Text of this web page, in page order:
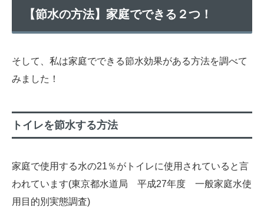
【節水の方法】家庭でできる２つ！
そして、私は家庭でできる節水効果がある方法を調べて
みました！
トイレを節水する方法
家庭で使用する水の21％がトイレに使用されていると言
われています(東京都水道局 平成27年度 一般家庭水使
用目的別実態調査)